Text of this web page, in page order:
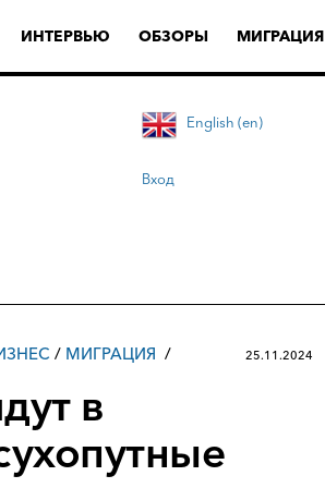
ИНТЕРВЬЮ ОБЗОРЫ МИГРАЦИЯ
English (en)
Вход
/ МИГРАЦИЯ 25.11.2024
в